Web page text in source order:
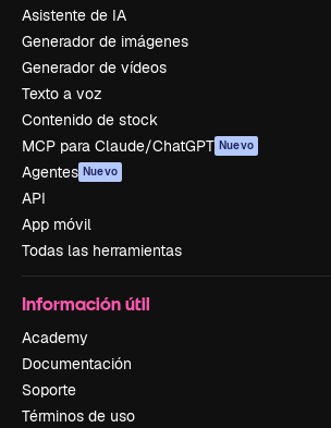
Asistente de IA
Generador de imágenes
Generador de vídeos
Texto a voz
Contenido de stock
MCP para Claude/ChatGPT Nuevo
Agentes Nuevo
API
App móvil
Todas las herramientas
Información útil
Academy
Documentación
Soporte
Términos de uso